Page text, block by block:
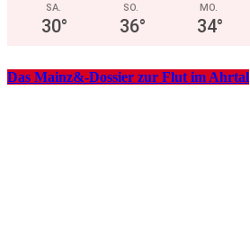
SA.
30°
SO.
36°
MO.
34°
Das Mainz&-Dossier zur Flut im Ahrtal